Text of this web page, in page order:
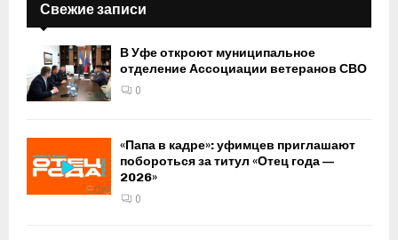
Свежие записи
В Уфе откроют муниципальное
отделение Ассоциации ветеранов СВО
0
«Папа в кадре»: уфимцев приглашают
побороться за титул «Отец года —
2026»
0